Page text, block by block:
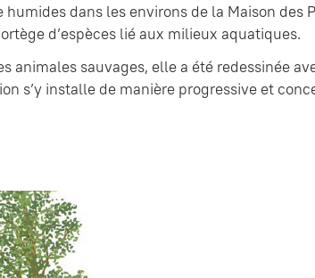
dans les environs de la Maison des
d’espèces lié aux milieux aquatiques.
animales sauvages, elle a été redessinée
s’y installe de manière progressive et